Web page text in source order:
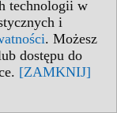
technologii w
i
. Możesz
dostępu do
[ZAMKNIJ]